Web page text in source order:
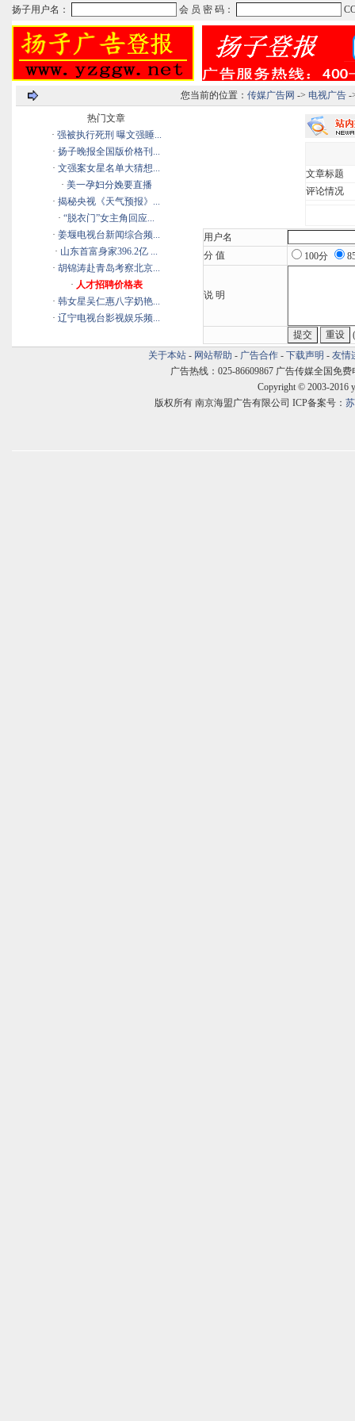
您当前的位置： 传媒广告网 -> 电视广告-
热门文章
· 强被执行死刑 曝文强睡...
· 扬子晚报全国版价格刊...
· 文强案女星名单大猜想...
· 美一孕妇分娩要直播
· 揭秘央视《天气预报》...
· “脱衣门”女主角回应...
· 姜堰电视台新闻综合频...
· 山东首富身家396.2亿 ...
· 胡锦涛赴青岛考察北京...
· 人才招聘价格表
· 韩女星吴仁惠八字奶艳...
· 辽宁电视台影视娱乐频...
文章标题
评论情况
用户名
分 值
100分
说 明
关于本站 - 网站帮助 - 广告合作 - 下载声明 - 友情
广告热线：025-86609867 广告传媒全国免费
Copyright © 2003-2016
版权所有 南京海盟广告有限公司 ICP备案号：